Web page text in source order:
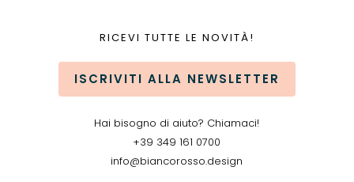
RICEVI TUTTE LE NOVITÀ!
ISCRIVITI ALLA NEWSLETTER
Hai bisogno di aiuto? Chiamaci!
+39 349 161 0700
info@biancorosso.design